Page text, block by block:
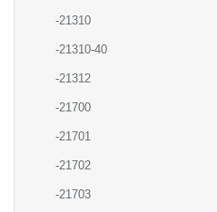
-21310
-21310-40
-21312
-21700
-21701
-21702
-21703